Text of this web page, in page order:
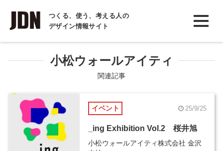
つくる、使う、考える人の
デザイン情報サイト
INTERVIEW
インタビュー
REPORT
COLUMN
コラム
小松ウォールアイティ
関連記事
イベント 25/9/25
_ing Exhibition Vol.2 桜井旭
小松ウォールアイティ株式会社 金沢